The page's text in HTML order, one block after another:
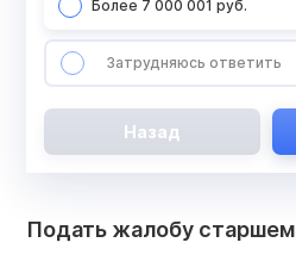
Более 7 000 001 руб.
Затрудняюсь ответить
Назад
Подать жалобу